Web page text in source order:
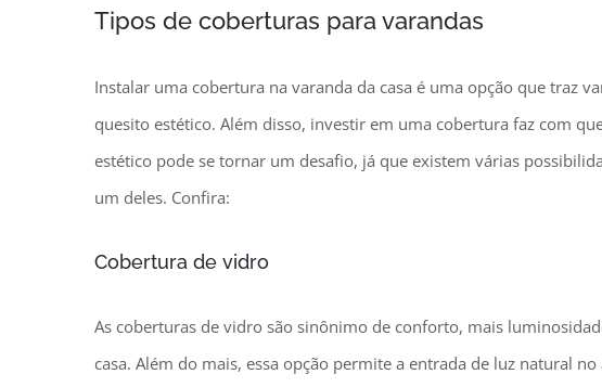
Tipos de coberturas para varandas
Instalar uma cobertura na varanda da casa é uma opção que traz
quesito estético. Além disso, investir em uma cobertura faz com
estético pode se tornar um desafio, já que existem várias
um deles. Confira:
Cobertura de vidro
As coberturas de vidro são sinônimo de conforto, mais
casa. Além do mais, essa opção permite a entrada de luz natural